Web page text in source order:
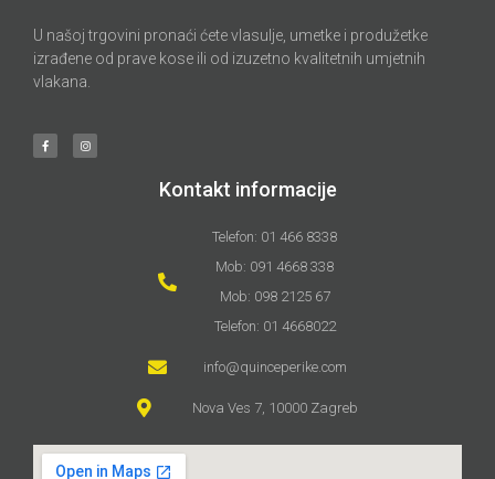
U našoj trgovini pronaći ćete vlasulje, umetke i produžetke
izrađene od prave kose ili od izuzetno kvalitetnih umjetnih
vlakana.
Kontakt informacije
Telefon: 01 466 8338
Mob: 091 4668 338
Mob: 098 2125 67
Telefon: 01 4668022
info@quinceperike.com
Nova Ves 7, 10000 Zagreb